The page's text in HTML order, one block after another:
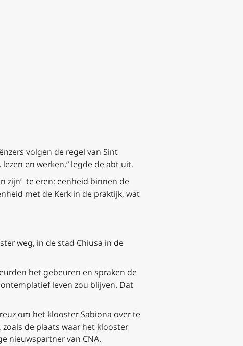
volgen de regel van Sint
en werken,” legde de abt uit.
zijn’ te eren: eenheid binnen de
met de Kerk in de praktijk, wat
weg, in de stad Chiusa in de
het gebeuren en spraken de
leven zou blijven. Dat
om het klooster Sabiona over te
de plaats waar het klooster
nieuwspartner van CNA.